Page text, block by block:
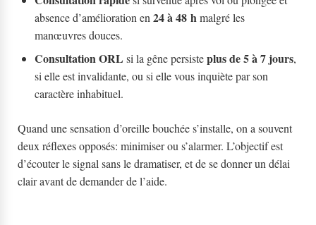
absence d’amélioration en 24 à 48 hmalgré les
manœuvres douces.
Consultation ORL si la gêne persisteplus de 5 à 7 jours,
si elle est invalidante, ou si elle vous inquiète par son
caractère inhabituel.
Quand une sensation d’oreille bouchée s’installe, on a souvent
deux réflexes opposés: minimiser ou s’alarmer. L’objectif est
d’écouter le signal sans le dramatiser, et de se donner un délai
clair avant de demander de l’aide.